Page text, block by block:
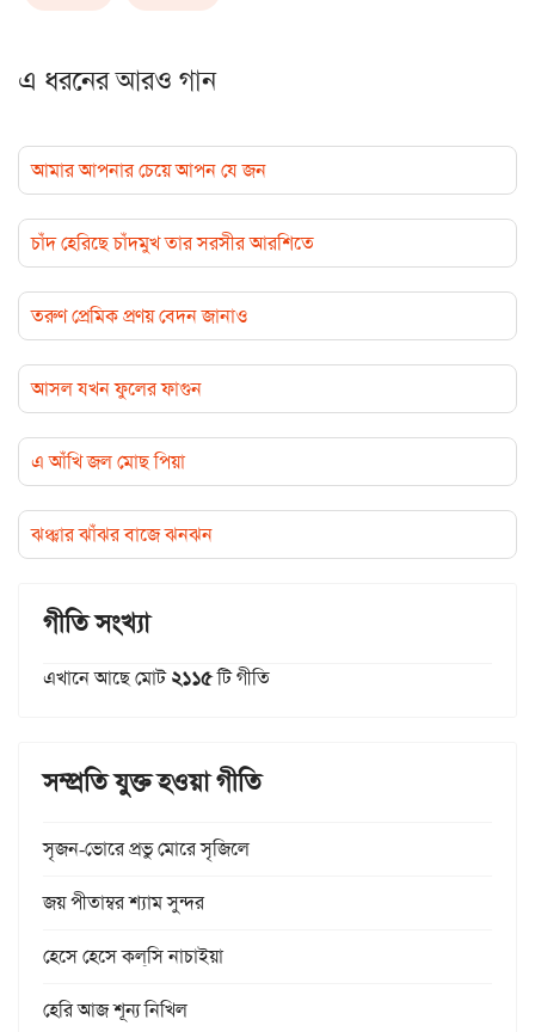
এ ধরনের আরও গান
আমার আপনার চেয়ে আপন যে জন
চাঁদ হেরিছে চাঁদমুখ তার সরসীর আরশিতে
তরুণ প্রেমিক প্রণয় বেদন জানাও
আসল যখন ফুলের ফাগুন
এ আঁখি জল মোছ পিয়া
ঝঞ্ঝার ঝাঁঝর বাজে ঝনঝন
গীতি সংখ্যা
এখানে আছে মোট২১১৫টি গীতি
সম্প্রতি যুক্ত হওয়া গীতি
সৃজন-ভোরে প্রভু মোরে সৃজিলে
জয় পীতাম্বর শ্যাম সুন্দর
হেসে হেসে কল্‌সি নাচাইয়া
হেরি আজ শূন্য নিখিল